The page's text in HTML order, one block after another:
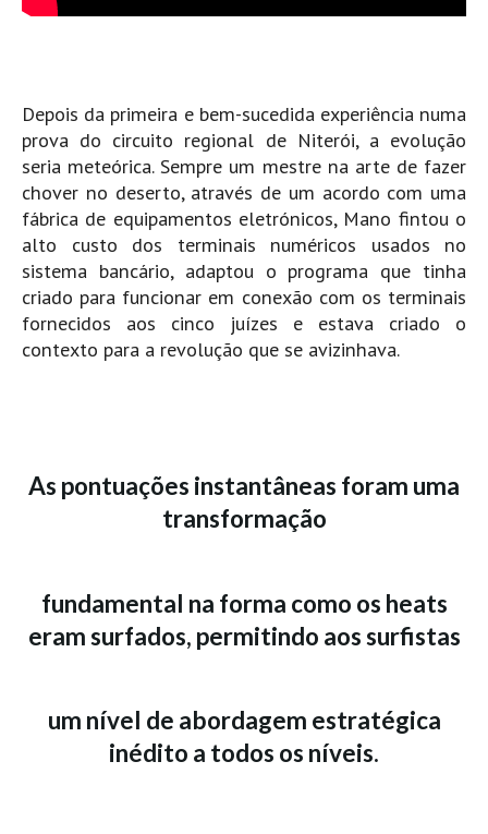
Vídeos
Exclusivos
Fotogaleria
Nacional
Internacional
Exclusivas
Guia De Praias
Grande Lisboa
Acessórios de moda
Depois da primeira e bem-sucedida experiência numa
prova do circuito regional de Niterói, a evolução
seria meteórica. Sempre um mestre na arte de fazer
chover no deserto, através de um acordo com uma
fábrica de equipamentos eletrónicos, Mano fintou o
alto custo dos terminais numéricos usados no
sistema bancário, adaptou o programa que tinha
criado para funcionar em conexão com os terminais
fornecidos aos cinco juízes e estava criado o
contexto para a revolução que se avizinhava.
As pontuações instantâneas foram uma
transformação
fundamental na forma como os heats
eram surfados, permitindo aos surfistas
um nível de abordagem estratégica
inédito a todos os níveis.